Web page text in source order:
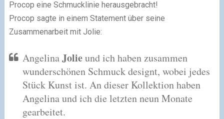
Procop eine Schmucklinie herausgebracht!
Procop sagte in einem Statement über seine
Zusammenarbeit mit Jolie:
AngelinaJolieund ich haben zusammen
wunderschönen Schmuck designt, wobei jedes
Stück Kunst ist. An dieser Kollektion haben
Angelina und ich die letzten neun Monate
gearbeitet.